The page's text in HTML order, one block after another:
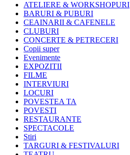
ATELIERE & WORKSHOPURI
BARURI & PUBURI
CEAINARII & CAFENELE
CLUBURI
CONCERTE & PETRECERI
Copii super
Evenimente
EXPOZITII
FILME
INTERVIURI
LOCURI
POVESTEA TA
POVESTI
RESTAURANTE
SPECTACOLE
Stiri
TARGURI & FESTIVALURI